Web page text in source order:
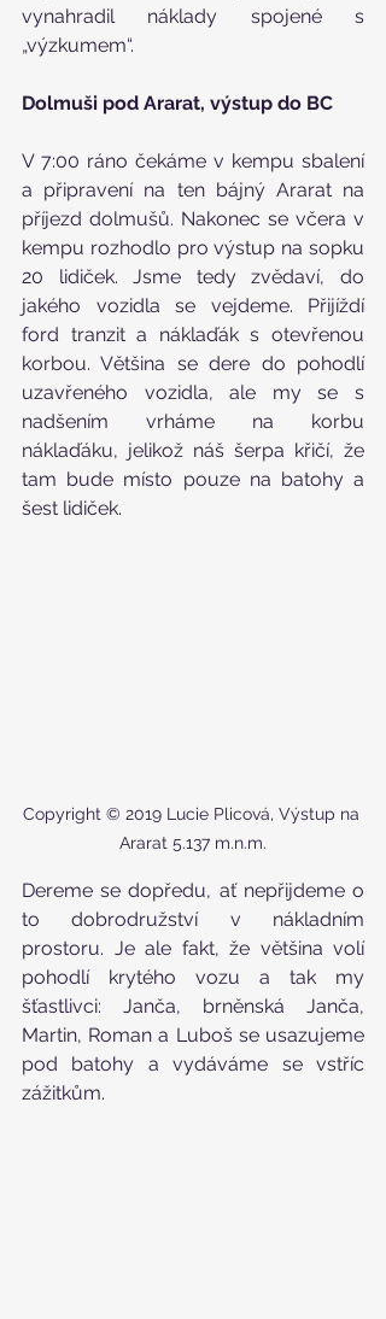
vynahradil náklady spojené s
„výzkumem“.
Dolmuši pod Ararat, výstup do BC
V 7:00 ráno čekáme v kempu sbalení
a připravení na ten bájný Ararat na
příjezd dolmušů. Nakonec se včera v
kempu rozhodlo pro výstup na sopku
20 lidiček. Jsme tedy zvědaví, do
jakého vozidla se vejdeme. Přijíždí
ford tranzit a náklaďák s otevřenou
korbou. Většina se dere do pohodlí
uzavřeného vozidla, ale my se s
nadšením vrháme na korbu
náklaďáku, jelikož náš šerpa křičí, že
tam bude místo pouze na batohy a
šest lidiček.
Copyright © 2019 Lucie Plicová, Výstup na
Ararat 5.137 m.n.m.
Dereme se dopředu, ať nepřijdeme o
to dobrodružství v nákladním
prostoru. Je ale fakt, že většina volí
pohodlí krytého vozu a tak my
šťastlivci: Janča, brněnská Janča,
Martin, Roman a Luboš se usazujeme
pod batohy a vydáváme se vstříc
zážitkům.